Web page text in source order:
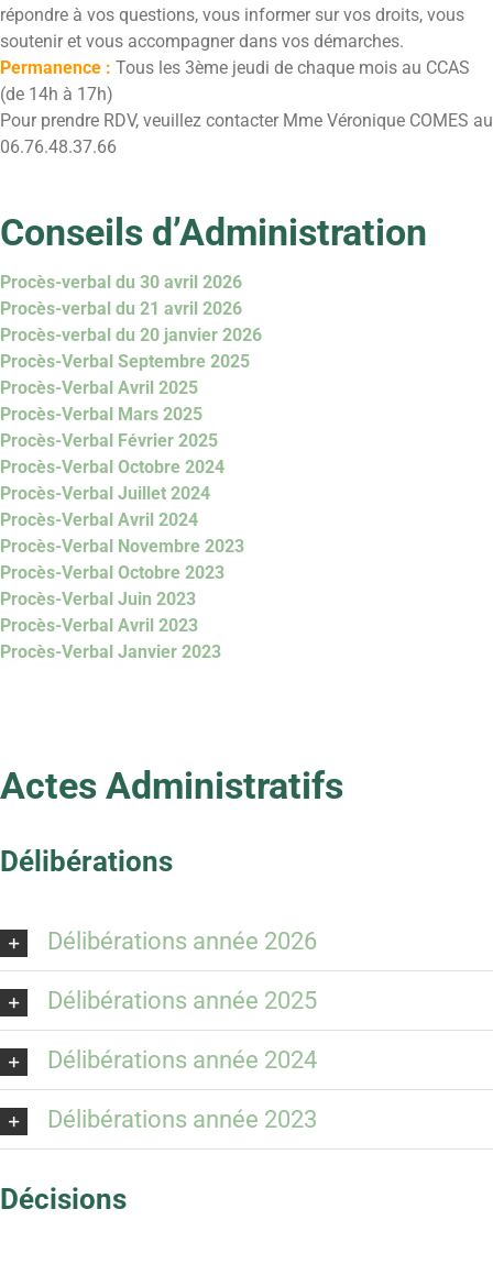
répondre à vos questions, vous informer sur vos droits, vous
soutenir et vous accompagner dans vos démarches.
Permanence : Tous les 3ème jeudi de chaque mois au CCAS
(de 14h à 17h)
Pour prendre RDV, veuillez contacter Mme Véronique COMES au
06.76.48.37.66
Conseils d’Administration
Procès-verbal du 30 avril 2026
Procès-verbal du 21 avril 2026
Procès-verbal du 20 janvier 2026
Procès-Verbal Septembre 2025
Procès-Verbal Avril 2025
Procès-Verbal Mars 2025
Procès-Verbal Février 2025
Procès-Verbal Octobre 2024
Procès-Verbal Juillet 2024
Procès-Verbal Avril 2024
Procès-Verbal Novembre 2023
Procès-Verbal Octobre 2023
Procès-Verbal Juin 2023
Procès-Verbal Avril 2023
Procès-Verbal Janvier 2023
Actes Administratifs
Délibérations
Délibérations année 2026
Délibérations année 2025
Délibérations année 2024
Délibérations année 2023
Décisions